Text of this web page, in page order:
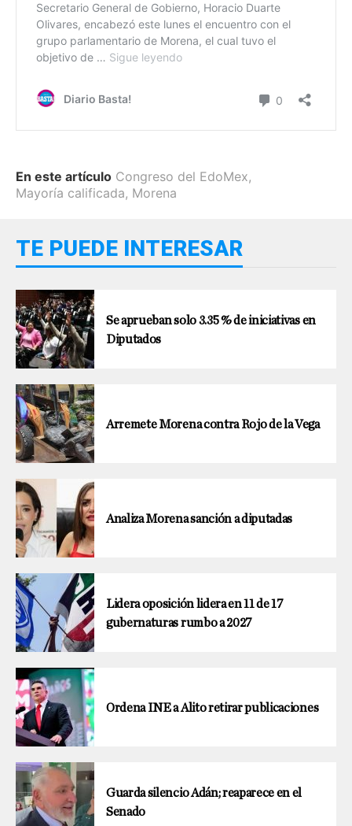
En este artículo Congreso del EdoMex,
Mayoría calificada, Morena
TE PUEDE INTERESAR
Se aprueban solo 3.35 % de iniciativas en
Diputados
Arremete Morena contra Rojo de la Vega
Analiza Morena sanción a diputadas
Lidera oposición lidera en 11 de 17
gubernaturas rumbo a 2027
Ordena INE a Alito retirar publicaciones
Guarda silencio Adán; reaparece en el
Senado